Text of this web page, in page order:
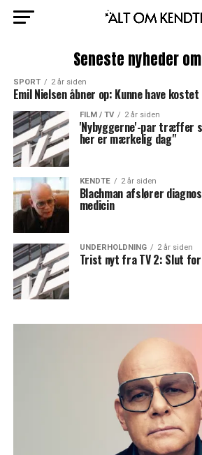
Seneste nyheder
SPORT 2 år siden
Emil Nielsen åbner op: Kunne have
FILM / TV 2 år siden
'Nybyggerne'-par træffer
her er mærkelig dag"
KENDTE 2 år siden
Blachman afslører
medicin
UNDERHOLDNING 2 år siden
Trist nyt fra TV 2: Slut for